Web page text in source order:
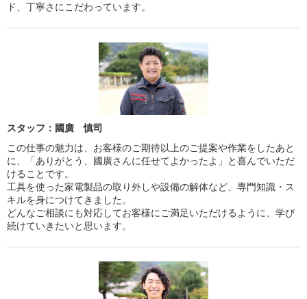
ド、丁寧さにこだわっています。
スタッフ：國廣 慎司
この仕事の魅力は、お客様のご期待以上のご提案や作業をしたあと
に、「ありがとう、國廣さんに任せてよかったよ」と喜んでいただ
けることです。
工具を使った家電製品の取り外しや設備の解体など、専門知識・ス
キルを身につけてきました。
どんなご相談にも対応してお客様にご満足いただけるように、学び
続けていきたいと思います。